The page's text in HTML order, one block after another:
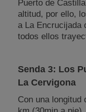
Puerto de
altitud, por ello,
a La Encrucijada
todos ellos
Senda 3: Los
La Cervigona
Con una longitud